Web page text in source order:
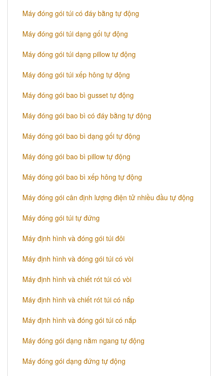
Máy đóng gói túi có đáy bằng tự động
Máy đóng gói túi dạng gối tự động
Máy đóng gói túi dạng pillow tự động
Máy đóng gói túi xếp hông tự động
Máy đóng gói bao bì gusset tự động
Máy đóng gói bao bì có đáy bằng tự động
Máy đóng gói bao bì dạng gối tự động
Máy đóng gói bao bì pillow tự động
Máy đóng gói bao bì xếp hông tự động
Máy đóng gói cân định lượng điện tử nhiều đầu tự động
Máy đóng gói túi tự đứng
Máy định hình và đóng gói túi đôi
Máy định hình và đóng gói túi có vòi
Máy định hình và chiết rót túi có vòi
Máy định hình và chiết rót túi có nắp
Máy định hình và đóng gói túi có nắp
Máy đóng gói dạng nằm ngang tự động
Máy đóng gói dạng đứng tự động